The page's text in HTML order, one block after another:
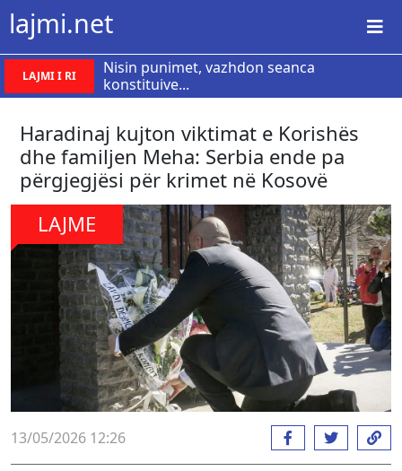
lajmi.net
LAJMI I RI
Nisin punimet, vazhdon seanca
konstituive...
Haradinaj kujton viktimat e Korishës
dhe familjen Meha: Serbia ende pa
përgjegjësi për krimet në Kosovë
LAJME
13/05/2026 12:26